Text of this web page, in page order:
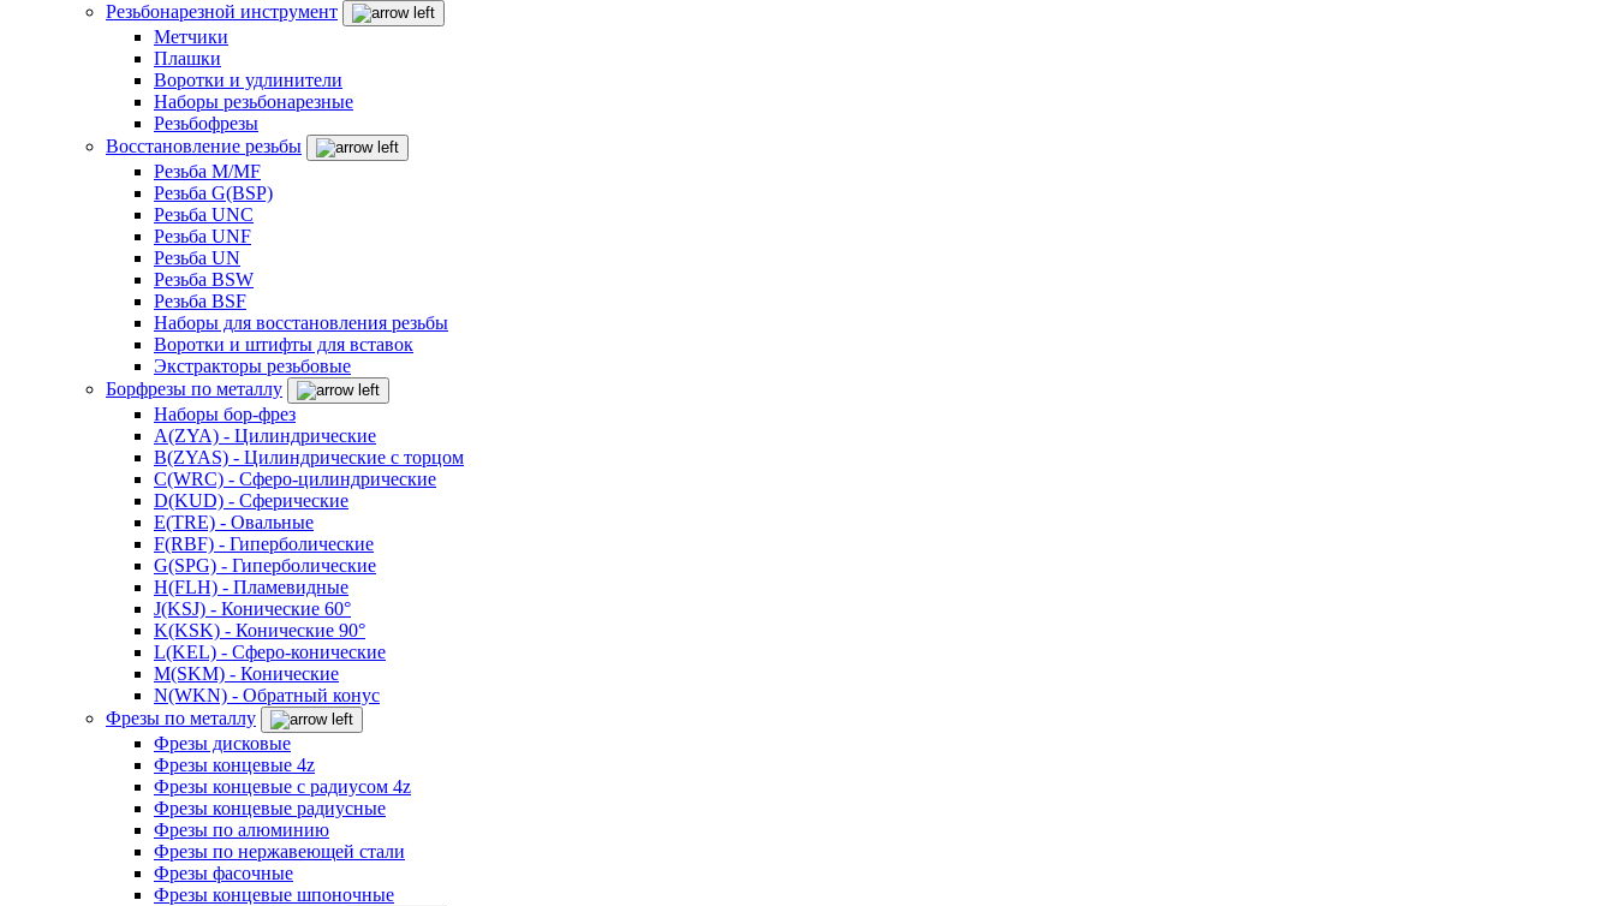
Резьбонарезной инструмент
Метчики
Плашки
Воротки и удлинители
Наборы резьбонарезные
Резьбофрезы
Восстановление резьбы
Резьба M/MF
Резьба G(BSP)
Резьба UNC
Резьба UNF
Резьба UN
Резьба BSW
Резьба BSF
Наборы для восстановления резьбы
Воротки и штифты для вставок
Экстракторы резьбовые
Борфрезы по металлу
Наборы бор-фрез
A(ZYA) - Цилиндрические
B(ZYAS) - Цилиндрические с торцом
C(WRC) - Сферо-цилиндрические
D(KUD) - Сферические
E(TRE) - Овальные
F(RBF) - Гиперболические
G(SPG) - Гиперболические
H(FLH) - Пламевидные
J(KSJ) - Конические 60°
K(KSK) - Конические 90°
L(KEL) - Сферо-конические
M(SKM) - Конические
N(WKN) - Обратный конус
Фрезы по металлу
Фрезы дисковые
Фрезы концевые 4z
Фрезы концевые с радиусом 4z
Фрезы концевые радиусные
Фрезы по алюминию
Фрезы по нержавеющей стали
Фрезы фасочные
Фрезы концевые шпоночные